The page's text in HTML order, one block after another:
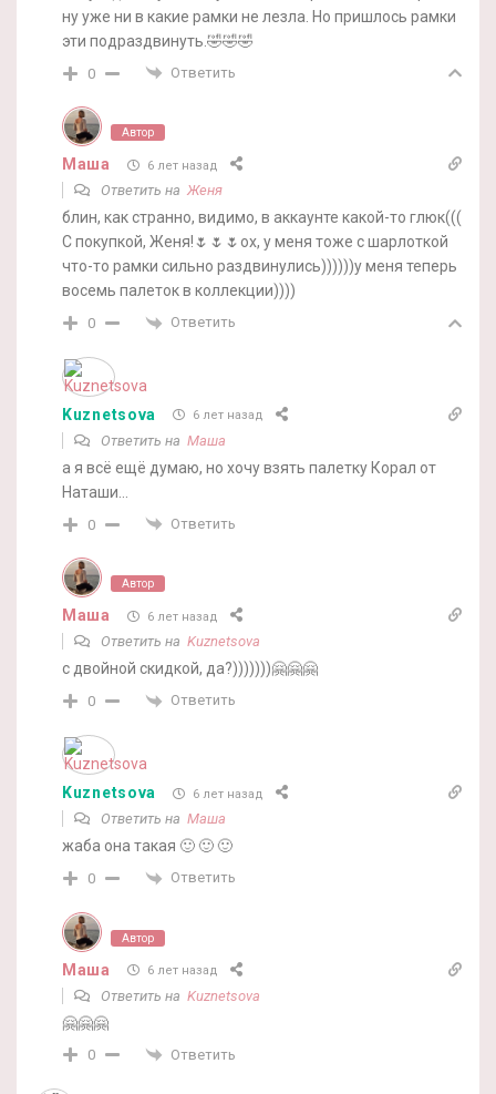
ну уже ни в какие рамки не лезла. Но пришлось рамки
эти подраздвинуть.🤣🤣🤣
0 Ответить
Автор
Маша 6 лет назад
Ответить на Женя
блин, как странно, видимо, в аккаунте какой-то глюк(((
С покупкой, Женя!🌷🌷🌷ох, у меня тоже с шарлоткой
что-то рамки сильно раздвинулись))))))у меня теперь
восемь палеток в коллекции))))
0 Ответить
Kuznetsova 6 лет назад
Ответить на Маша
а я всё ещё думаю, но хочу взять палетку Корал от
Наташи…
0 Ответить
Автор
Маша 6 лет назад
Ответить на Kuznetsova
с двойной скидкой, да?)))))))🤗🤗🤗
0 Ответить
Kuznetsova 6 лет назад
Ответить на Маша
жаба она такая 🙂 🙂 🙂
0 Ответить
Автор
Маша 6 лет назад
Ответить на Kuznetsova
🤗🤗🤗
0 Ответить